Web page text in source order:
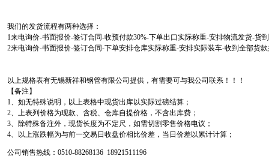
我们的发货流程有两种选择：
1来电询价-书面报价-签订合同-收预付款30%-下单出口实际称重-安排物流发货-货
2来电询价-书面报价-签订合同-下单安排仓库实际称重-安排实际装车-收到全部货
以上规格表有无锡新祥和钢管有限公司提供，有需要可与我公司联系！！！
【备注】
1、如无特殊说明，以上表格中现货出库以实际过磅结算；
2、上表列价格为现款、含税、仓库自提价格，不含出库费；
3、除特殊备注外，现货长度为不定尺，如需切割零售价格电议；
4、以上涨跌幅为与前一交易日收盘价相比价差，当日价差以累计计算；
公司销售热线：0510-88268136 18921511196